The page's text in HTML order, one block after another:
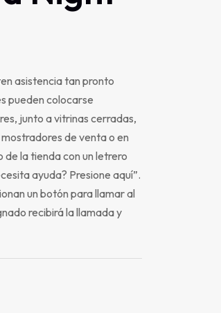
asistencia tan pronto
pueden colocarse
junto a vitrinas cerradas,
de venta o en
la tienda con un letrero
ayuda? Presione aquí”.
un botón para llamar al
recibirá la llamada y